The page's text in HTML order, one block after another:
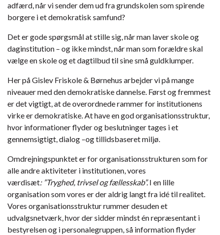
adfærd, når vi sender dem ud fra grundskolen som spirende
borgere i et demokratisk samfund?
Det er gode spørgsmål at stille sig, når man laver skole og
daginstitution – og ikke mindst, når man som forældre skal
vælge en skole og et dagtilbud til sine små guldklumper.
Her på Gislev Friskole & Børnehus arbejder vi på mange
niveauer med den demokratiske dannelse. Først og fremmest
er det vigtigt, at de overordnede rammer for institutionens
virke er demokratiske. At have en god organisationsstruktur,
hvor informationer flyder og beslutninger tages i et
gennemsigtigt, dialog –og tillidsbaseret miljø.
Omdrejningspunktet er for organisationsstrukturen som for
alle andre aktiviteter i institutionen, vores
værdisæt: ”Tryghed, trivsel og fællesskab”.I en lille
organisation som vores er der aldrig langt fra idé til realitet.
Vores organisationsstruktur rummer desuden et
udvalgsnetværk, hvor der sidder mindst én repræsentant i
bestyrelsen og i personalegruppen, så information flyder